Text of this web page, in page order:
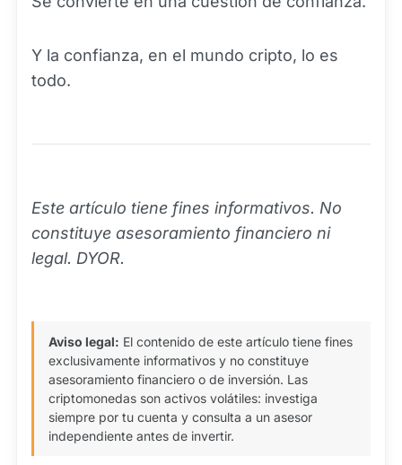
Y la confianza, en el mundo cripto, lo es
todo.
Este artículo tiene fines informativos. No
constituye asesoramiento financiero ni
legal. DYOR.
Aviso legal: El contenido de este artículo tiene fines
exclusivamente informativos y no constituye
asesoramiento financiero o de inversión. Las
criptomonedas son activos volátiles: investiga
siempre por tu cuenta y consulta a un asesor
independiente antes de invertir.